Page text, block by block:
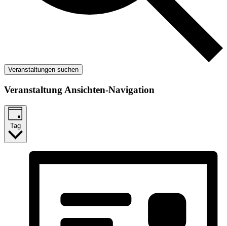
Veranstaltungen suchen
Veranstaltung Ansichten-Navigation
Tag